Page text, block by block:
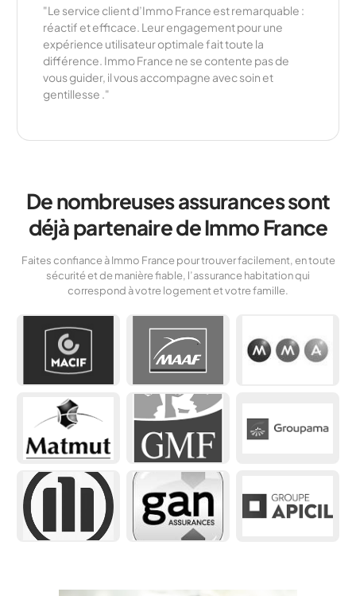
mises à jour en temps réel pour toutes vos
démarches d’assurance habitation. C’est la solution
idéale pour un accompagnement transparent et
efficace dans vos recherches.”
"Le service client d’Immo France est remarquable :
réactif et efficace. Leur engagement pour une
expérience utilisateur optimale fait toute la
différence. Immo France ne se contente pas de
vous guider, il vous accompagne avec soin et
gentillesse ."
simplifiées et sereines."
De nombreuses assurances sont
déjà partenaire de Immo France
Faites confiance à Immo France pour trouver facilement, en toute
sécurité et de manière fiable, l’assurance habitation qui
correspond à votre logement et votre famille.